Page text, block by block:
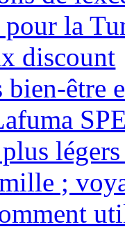
la
discount
bien-être
;